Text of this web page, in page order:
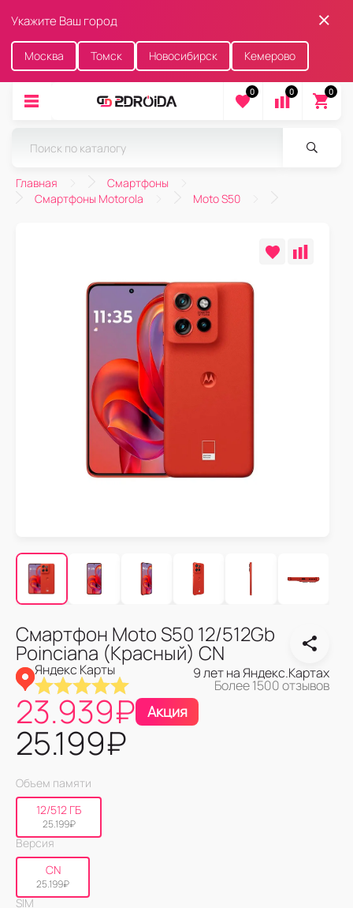
Укажите Ваш город
Москва Томск Новосибирск Кемерово
0 0 0
Главная
Смартфоны
Смартфоны Motorola
Moto S50
Смартфон Moto S50 12/512Gb
Poinciana (Красный) CN
Яндекс Карты 9 лет на Яндекс.Картах
Более 1500 отзывов
23.939₽ Акция
25.199₽
Объем памяти
12/512 ГБ
25.199₽
Версия
CN
25.199₽
SIM